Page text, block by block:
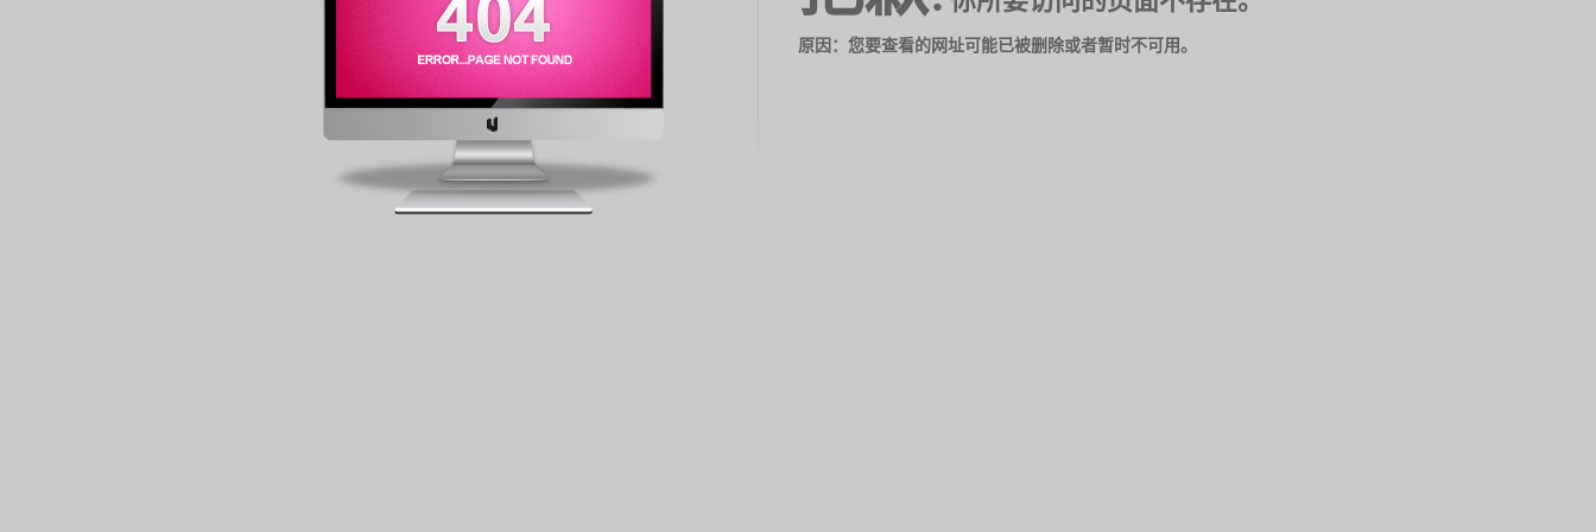
原因：您要查看的网址可能已被删除或者暂时不可用。